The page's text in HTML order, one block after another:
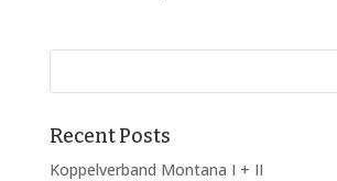
Recent Posts
Koppelverband Montana I + II